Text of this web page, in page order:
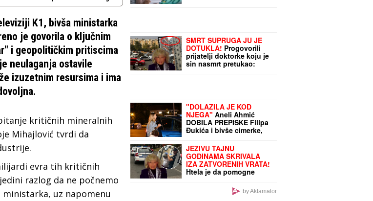
K1, bivša ministarka
je govorila o ključnim
i geopolitičkim pritiscima
neulaganja ostavile
izuzetnim resursima i ima
kritičnih mineralnih
Mihajlović tvrdi da
evra tih kritičnih
razlog da ne počnemo
uz napomenu
SMRT SUPRUGA JU JE
DOTUKLA! Progovorili
prijatelji doktorke koju je
sin nasmrt pretukao:
"DOLAZILA JE KOD
NJEGA" Aneli Ahmić
DOBILA PREPISKE Filipa
Đukića i bivše cimerke,
saznati: "SVE DOĐE DO
MENE!"
JEZIVU TAJNU
GODINAMA SKRIVALA
IZA ZATVORENIH VRATA!
Htela je da pomogne
smrti: Komšije otkrile
mračnu priču doktorke
by Aklamator